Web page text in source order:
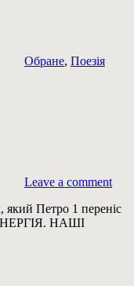
Обране, Поезія
Leave a comment
Петро 1 переніс
НАШІ